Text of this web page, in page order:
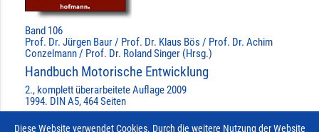
Band 106
Prof. Dr. Jürgen Baur / Prof. Dr. Klaus Bös / Prof. Dr. Achim
Conzelmann / Prof. Dr. Roland Singer (Hrsg.)
Handbuch Motorische Entwicklung
2., komplett überarbeitete Auflage 2009
1994. DIN A5, 464 Seiten
Diese Website verwendet Cookies. Durch die weitere Nutzung der Website